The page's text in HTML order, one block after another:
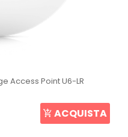
Access Point U6-LR
ACQUISTA